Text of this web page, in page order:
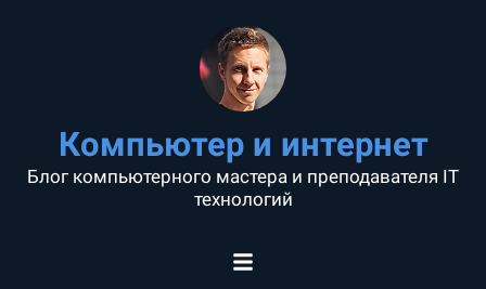
Компьютер и интернет
Блог компьютерного мастера и преподавателя IT
технологий